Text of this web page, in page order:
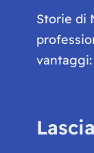
Storie di